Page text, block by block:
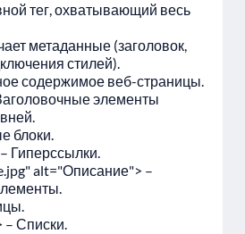
тег, охватывающий весь
метаданные (заголовок,
стилей).
содержимое веб-страницы.
элементы
блоки.
Гиперссылки.
alt="Описание"> –
– Списки.